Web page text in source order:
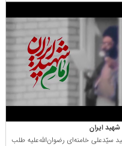
شهید ایران
خامنه‌ای رضوان‌الله‌علیه طلب